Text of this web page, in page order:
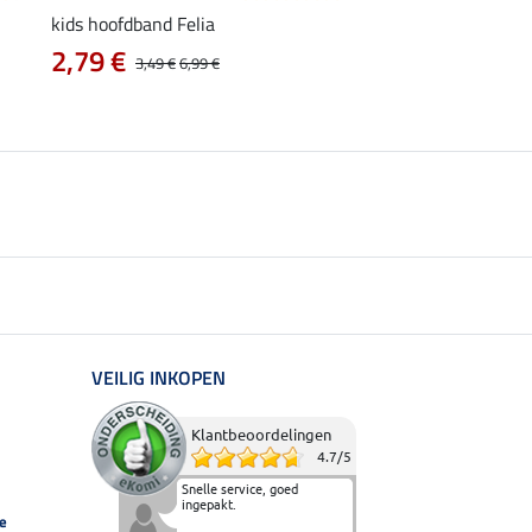
kids hoofdband Felia
3,49 €6,99 €
2,79 €
VEILIG INKOPEN
Klantbeoordelingen
4.7/5
Snelle service, goed
ingepakt.